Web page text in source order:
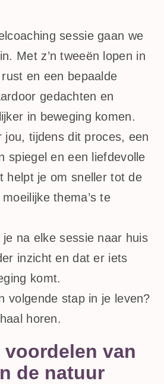
sessie gaan we
Met z’n tweeën lopen in
en een bepaalde
gedachten en
in beweging komen.
jou, tijdens dit proces, een
spiegel en een liefdevolle
helpt je om sneller tot de
thema’s te
na elke sessie naar huis
inzicht en dat er iets
komt.
volgende stap in je leven?
horen.
voordelen van
de natuur